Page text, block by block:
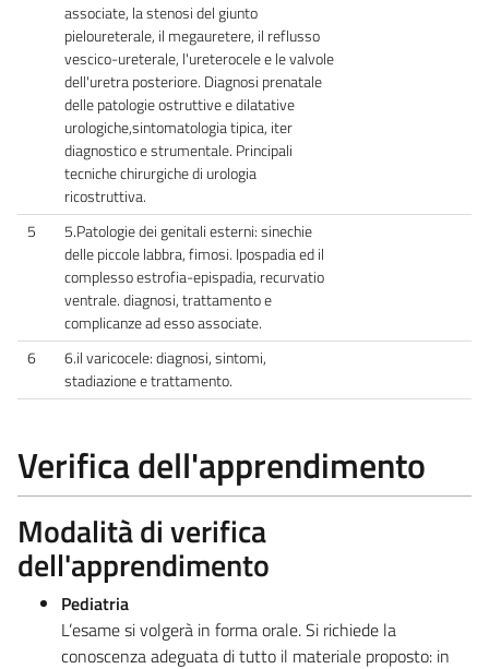
associate, la stenosi del giunto
pieloureterale, il megauretere, il reflusso
vescico-ureterale, l'ureterocele e le valvole
dell'uretra posteriore. Diagnosi prenatale
delle patologie ostruttive e dilatative
urologiche,sintomatologia tipica, iter
diagnostico e strumentale. Principali
tecniche chirurgiche di urologia
ricostruttiva.
5
5.Patologie dei genitali esterni: sinechie
delle piccole labbra, fimosi. Ipospadia ed il
complesso estrofia-epispadia, recurvatio
ventrale. diagnosi, trattamento e
complicanze ad esso associate.
6
6.il varicocele: diagnosi, sintomi,
stadiazione e trattamento.
Verifica dell'apprendimento
Modalità di verifica
dell'apprendimento
Pediatria
L’esame si volgerà in forma orale. Si richiede la
conoscenza adeguata di tutto il materiale proposto: in